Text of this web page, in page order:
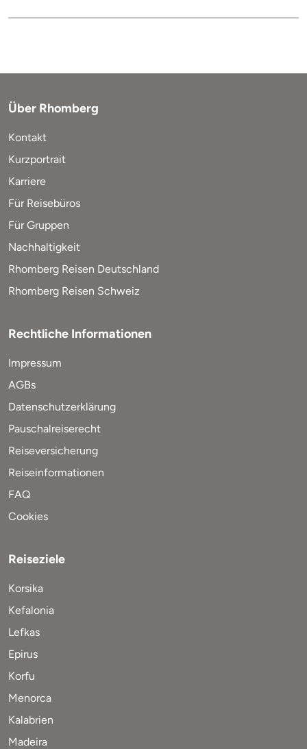
Über Rhomberg
Kontakt
Kurzportrait
Karriere
Für Reisebüros
Für Gruppen
Nachhaltigkeit
Rhomberg Reisen Deutschland
Rhomberg Reisen Schweiz
Rechtliche Informationen
Impressum
AGBs
Datenschutzerklärung
Pauschalreiserecht
Reiseversicherung
Reiseinformationen
FAQ
Cookies
Reiseziele
Korsika
Kefalonia
Lefkas
Epirus
Korfu
Menorca
Kalabrien
Madeira